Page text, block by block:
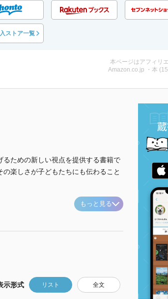
ストア一覧
本ページはアフィリ
Amazon.co.jp ・本
ための新しい視点を提供する書籍で
楽しさが子どもたちにも伝わること
もっと見る
示形式 リスト 全文